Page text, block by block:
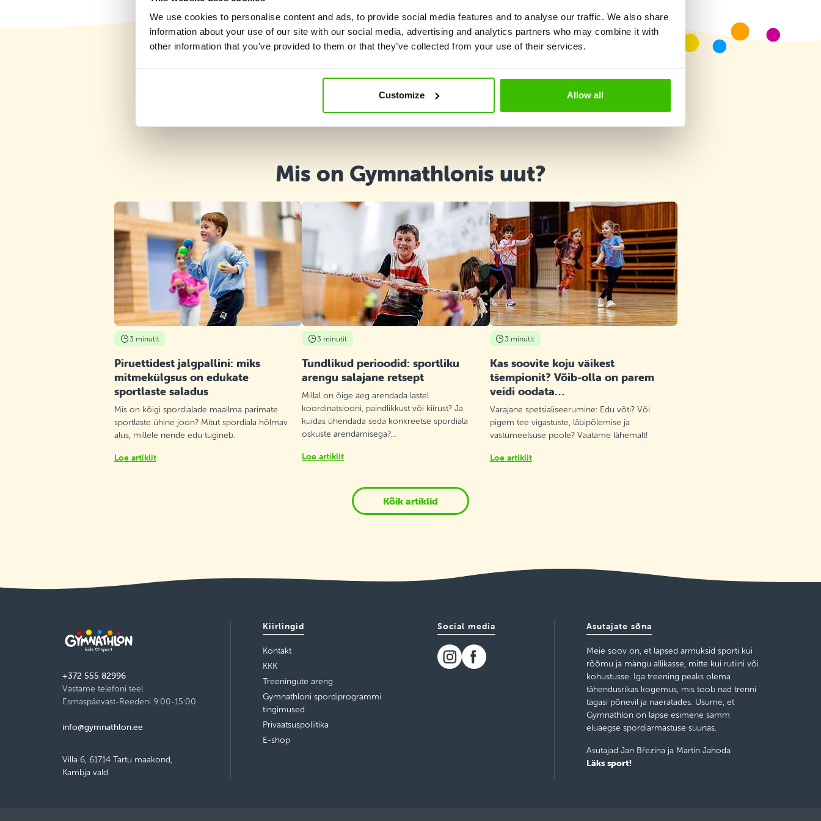
We use cookies to personalise content and ads, to provide social media features and to analyse our traffic. We also share
information about your use of our site with our social media, advertising and analytics partners who may combine it with
other information that you’ve provided to them or that they’ve collected from your use of their services.
Customize Allow all
vabad kohad
Üksikasjad
Ülenurme Spordihoone, Kambja
vabad kohad
Kindluse Spordihoone, Järveküla
Reede 17:00–18:00
vabad kohad
Üksikasjad
Tallinna Südalinna Kool
Kolmapäev 16:45–17:30
vabad kohad
Tallinna Südalinna Kool
Laupäev 11:30–12:15
viimased vabad kohad
Üksikasjad
Kalamaja Põhikool, Tallinn
vabad kohad
Kursuse valik
Mis on Gymnathlonis uut?
3 minutit
Piruettidest jalgpallini: miks
mitmekülgsus on edukate
sportlaste saladus
Mis on kõigi spordialade maailma parimate
sportlaste ühine joon? Mitut spordiala hõlmav
alus, millele nende edu tugineb.
Loe artiklit
3 minutit
Tundlikud perioodid: sportliku
arengu salajane retsept
Millal on õige aeg arendada lastel
koordinatsiooni, paindlikkust või kiirust? Ja
kuidas ühendada seda konkreetse spordiala
oskuste arendamisega?…
Loe artiklit
3 minutit
Kas soovite koju väikest
tšempionit? Võib-olla on parem
veidi oodata…
Varajane spetsialiseerumine: Edu võti? Või
pigem tee vigastuste, läbipõlemise ja
vastumeelsuse poole? Vaatame lähemalt!
Loe artiklit
Kõik artiklid
+372 555 82996
Vastame telefoni teel
Esmaspäevast-Reedeni 9:00-15:00
info@gymnathlon.ee
Villa 6, 61714 Tartu maakond,
Kambja vald
Kiirlingid
Kontakt
KKK
Treeningute areng
Gymnathloni spordiprogrammi
tingimused
Privaatsuspoliitika
E-shop
Social media Asutajate sõna
Meie soov on, et lapsed armuksid sporti kui
rõõmu ja mängu allikasse, mitte kui rutiini või
kohustusse. Iga treening peaks olema
tähendusrikas kogemus, mis toob nad trenni
tagasi põnevil ja naeratades. Usume, et
Gymnathlon on lapse esimene samm
eluaegse spordiarmastuse suunas.
Asutajad Jan Březina ja Martin Jahoda
Läks sport!